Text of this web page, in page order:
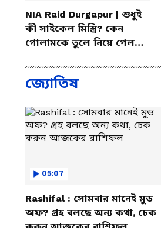
NIA Raid Durgapur | শুধুই
কী সাইকেল মিস্ত্রি? কেন
গোলামকে তুলে নিয়ে গেল
জ্যোতিষ
05:07
Rashifal : সোমবার মানেই মুড
অফ? গ্রহ বলছে অন্য কথা, চেক